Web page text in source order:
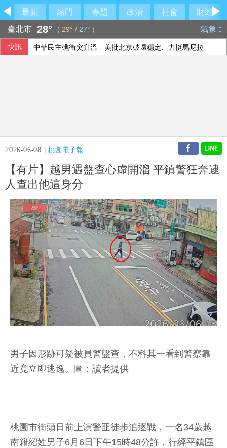
最新 熱門 專題 政治 社會
財經
臺北市 28° ( 29° / 27° ) 氣象
快訊 中菲民主礁衝突升溫 美批北京破壞穩定、力挺馬尼拉
2026-06-08 |桃園電子報
【有片】越男遇盤查心虛開溜 平鎮警狂奔逮
人查出他這身分
男子因形跡可疑被員警盤查，不料其一看到警察靠
近竟立即逃逸。圖：讀者提供
桃園市街頭日前上演警匪徒步追逐戰，一名34歲越
南籍紹姓男子6月6日下午15時48分許，行經平鎮區